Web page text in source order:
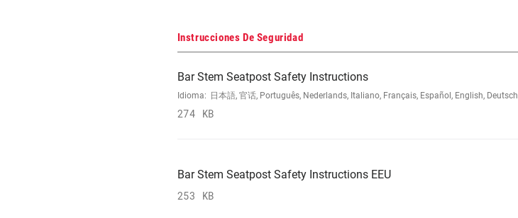
Instrucciones De Seguridad
Bar Stem Seatpost Safety Instructions
Idioma: 日本語, 官话, Português, Nederlands, Italiano, Français, Español, English, Deutsch
274 KB
Bar Stem Seatpost Safety Instructions EEU
253 KB